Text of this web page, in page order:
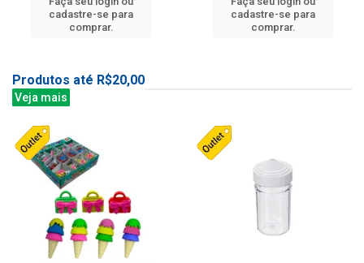
cadastre-se para
comprar.
cadastre-se para
comprar.
Produtos até R$20,00
Veja mais